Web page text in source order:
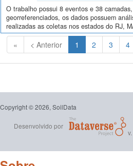
O trabalho possui 8 eventos e 38
georreferenciados, os dados possuem
realizadas as coletas nos estados do RJ,
« < Anterior 1 (Atual)
2 3 4
Copyright © 2026, SoilData
Desenvolvido por